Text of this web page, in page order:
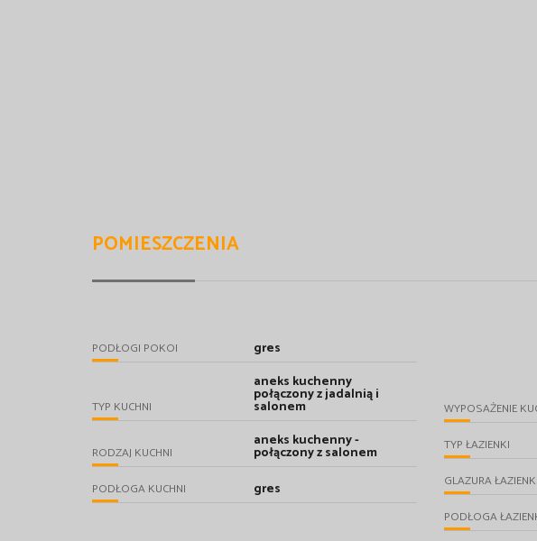
POMIESZCZENIA
PODŁOGI POKOI gres
TYP KUCHNI
aneks kuchenny
połączony z jadalnią i
salonem
RODZAJ KUCHNI
aneks kuchenny -
połączony z salonem
PODŁOGA KUCHNI gres
WYPOSAŻENIE
TYP ŁAZIENKI
GLAZURA ŁAZIENKI
PODŁOGA